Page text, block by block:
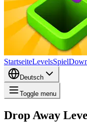
StartseiteLevelsSpiel
Deutsch
Toggle menu
Drop Away